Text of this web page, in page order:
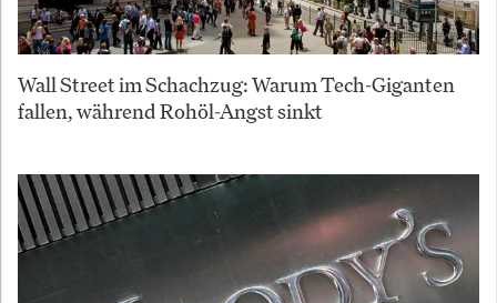
Wall Street im Schachzug: Warum Tech-Giganten
fallen, während Rohöl-Angst sinkt